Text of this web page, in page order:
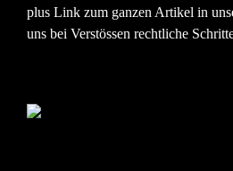
plus Link zum ganzen Artikel in
uns bei Verstössen rechtliche